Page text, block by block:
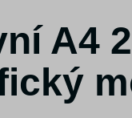
A4